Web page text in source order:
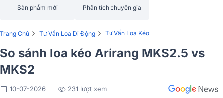
Sản phẩm mới Phân tích chuyên gia
Trang Chủ › Tư Vấn Loa Di Động › Tư Vấn Loa Kéo
So sánh loa kéo Arirang MKS2.5 vs
MKS2
10-07-2026 231 lượt xem